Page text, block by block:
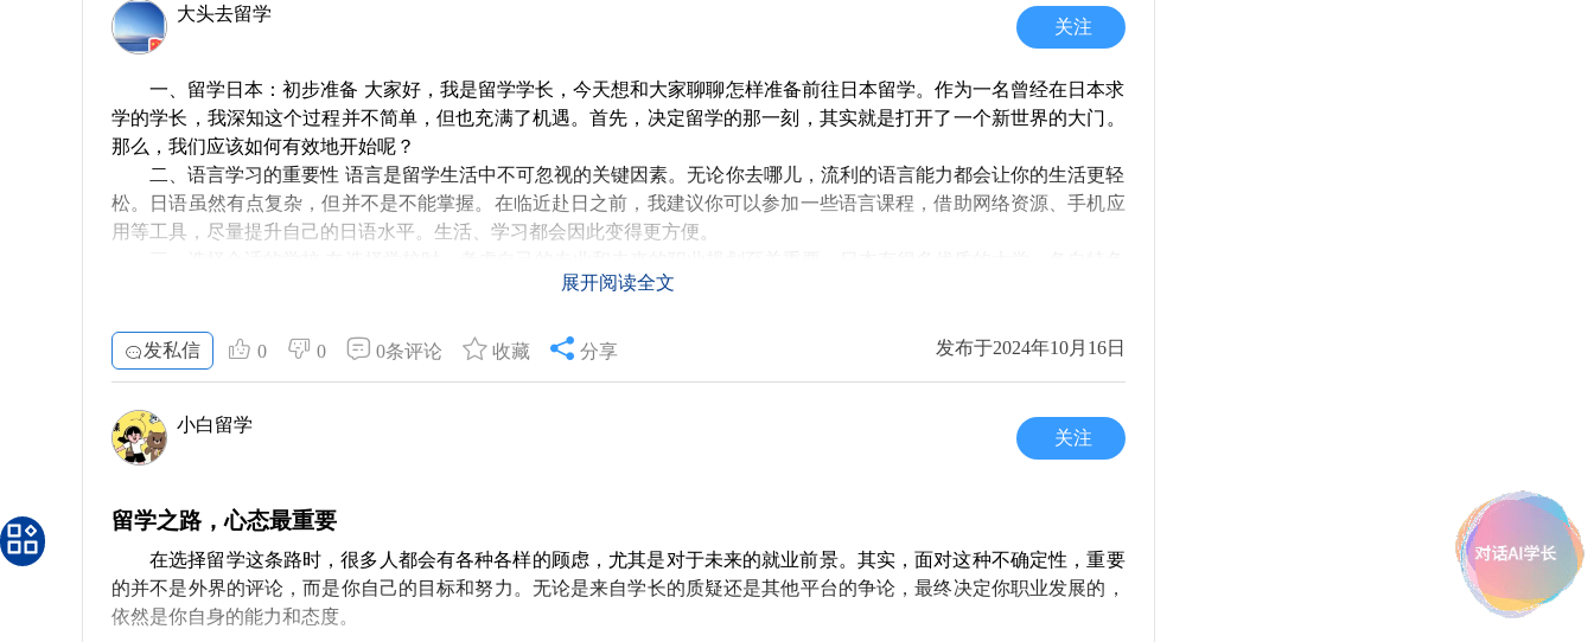
深度了解，才能避免踩雷
为了避免选择到所谓的“垃圾学校”，我们必须提前做功课。可以通过各种渠道获取相关信息，比如去学校官网查阅课
程设置、关注毕业生就业情况，以及与在校学生进行沟通，了解他们的真实感受。有些学校可能在宣传上华丽，但实际上
教育资源和师资力量都很有限，这种情况要提前识别，避免未来的失望。
看重实习机会，与行业接轨
在日本，许多高校提供丰富的实习机会，这对于学生未来的职业发展至关重要。比起仅仅掌握书本知识，能够将理论
找到适合自己的才是最重要的
说到底，留学之路不仅仅是获得一个学位，更是在一个全新的环境中提升自我。因此，选择学校时，务必考虑到自己
名”的意义更大。
留学是一段宝贵的经历，而选择学校则是这段旅程的第一步。希望大家在做决策时，能多方考虑，权衡利弊，选择最
适合自己的道路。记住，学校的实力固然重要，但你的努力、适应力和主动性，才是决定你留学成功的关键。尽量避免落
入“有钱就能上好学校”的误区，更要关注实际的学习成果与职业发展，才能在留学生活中获得真正的收获。
大头去留学
关注
一、留学日本：初步准备 大家好，我是留学学长，今天想和大家聊聊怎样准备前往日本留学。作为一名曾经在日本求
学的学长，我深知这个过程并不简单，但也充满了机遇。首先，决定留学的那一刻，其实就是打开了一个新世界的大门。
那么，我们应该如何有效地开始呢？
二、语言学习的重要性 语言是留学生活中不可忽视的关键因素。无论你去哪儿，流利的语言能力都会让你的生活更轻
松。日语虽然有点复杂，但并不是不能掌握。在临近赴日之前，我建议你可以参加一些语言课程，借助网络资源、手机应
用等工具，尽量提升自己的日语水平。生活、学习都会因此变得更方便。
鲜明。你可以查看校友的反馈、课程设置、学校的地理位置等因素来综合判断。此外，别忘了找留学中介的建议和帮助，
四、签证申请与准备材料 获得签证是留学过程中的一个难点，特别是对于第一次出国的同学。在申请签证之前，一定
要准备好各种材料，包括入学通知书、经济证明等。提前了解签证的申请流程，可以避免临时抱佛脚。另外，建议常去相
五、经济预算与住宿选择 经济情况是留学生活中的一个重要考量。日本的生活费用相对较高，因此需要做好预算。在
住宿方面，留学学生有多种选择，从学校宿舍到私人公寓，各自有利弊，你可以根据自己的需求来选择。提前在网上查找
六、融入新环境 初到一个陌生的地方，你可能会感到孤独和不安。在这时，积极参加校园活动、交流会会是一个不错
社团，相信你会渐渐适应这样的生活。
七、持续学习的心态 留学，不仅仅是到一个新的地方学习，更是提升自己综合素养的机会。调整心态，保持对新知识
的渴望，在学习过程中不断挑战自我。身处多元文化的环境中，要学会尊重和理解不同的观点，这将十分有益于你的个人
展开阅读全文
发私信 0 0 0条评论 收藏 分享 发布于2024年10月16日
小白留学
关注
留学之路，心态最重要
在选择留学这条路时，很多人都会有各种各样的顾虑，尤其是对于未来的就业前景。其实，面对这种不确定性，重要
的并不是外界的评论，而是你自己的目标和努力。无论是来自学长的质疑还是其他平台的争论，最终决定你职业发展的，
依然是你自身的能力和态度。